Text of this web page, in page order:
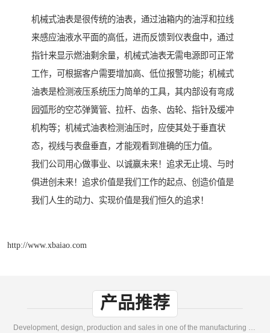
机械式油表是很传统的油表，通过油箱内的油浮和拉线
来感应油液水平面的高低，进而反馈到仪表盘中，通过
指针来显示燃油剩余量，机械式油表无需电源即可正常
工作，可根据客户需要增加高、低位报警功能；机械式
油表是检测液压系统压力简单的工具，其内部设有弯成
园弧形的空芯弹簧管、拉杆、齿条、齿轮、指针及缓冲
机构等；机械式油表检测油压时，应使其处于垂直状
态，视线与表盘垂直，才能观看到准确的压力值。
我们公司用心做事业、以诚赢未来！追求无止境、与时
俱进创未来！追求价值是我们工作的起点、创造价值是
我们人生的动力、实现价值是我们恒久的追求！
http://www.xbaiao.com
产品推荐
Development, design, production and sales in one of the manufacturing enterprises